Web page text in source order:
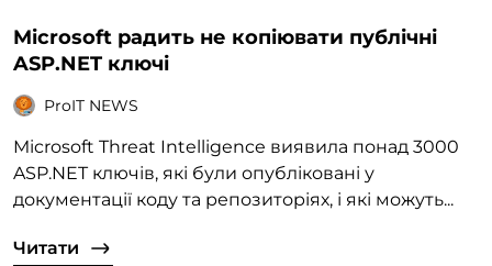
Microsoft радить не копіювати публічні
ASP.NET ключі
ProIT NEWS
Microsoft Threat Intelligence виявила понад 3000
ASP.NET ключів, які були опубліковані у
документації коду та репозиторіях, і які можуть...
Читати